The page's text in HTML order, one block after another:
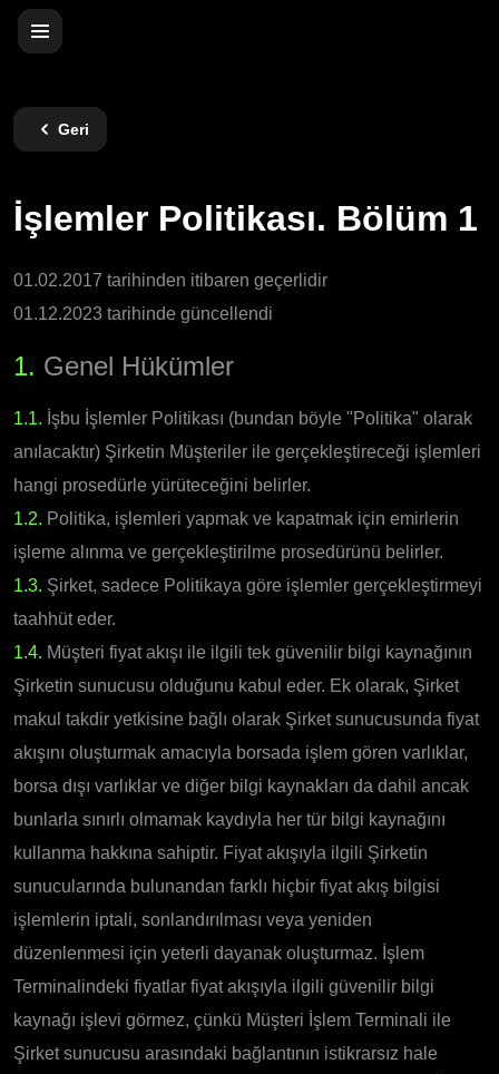
Geri
İşlemler Politikası. Bölüm 1
01.02.2017 tarihinden itibaren geçerlidir
01.12.2023 tarihinde güncellendi
1. Genel Hükümler
1.1. İşbu İşlemler Politikası (bundan böyle "Politika" olarak
anılacaktır) Şirketin Müşteriler ile gerçekleştireceği işlemleri
hangi prosedürle yürüteceğini belirler.
1.2. Politika, işlemleri yapmak ve kapatmak için emirlerin
işleme alınma ve gerçekleştirilme prosedürünü belirler.
1.3. Şirket, sadece Politikaya göre işlemler gerçekleştirmeyi
taahhüt eder.
1.4. Müşteri fiyat akışı ile ilgili tek güvenilir bilgi kaynağının
Şirketin sunucusu olduğunu kabul eder. Ek olarak, Şirket
makul takdir yetkisine bağlı olarak Şirket sunucusunda fiyat
akışını oluşturmak amacıyla borsada işlem gören varlıklar,
borsa dışı varlıklar ve diğer bilgi kaynakları da dahil ancak
bunlarla sınırlı olmamak kaydıyla her tür bilgi kaynağını
kullanma hakkına sahiptir. Fiyat akışıyla ilgili Şirketin
sunucularında bulunandan farklı hiçbir fiyat akış bilgisi
işlemlerin iptali, sonlandırılması veya yeniden
düzenlenmesi için yeterli dayanak oluşturmaz. İşlem
Terminalindeki fiyatlar fiyat akışıyla ilgili güvenilir bilgi
kaynağı işlevi görmez, çünkü Müşteri İşlem Terminali ile
Şirket sunucusu arasındaki bağlantının istikrarsız hale